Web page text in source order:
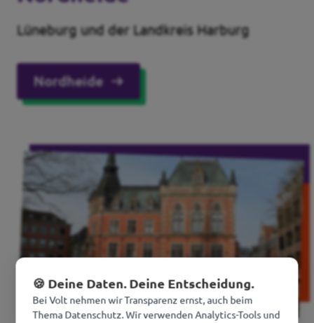
Lüneburg und der Landkreis Harburg
Nordheide
🍪 Deine Daten. Deine Entscheidung.
Bei Volt nehmen wir Transparenz ernst, auch beim
Thema Datenschutz. Wir verwenden Analytics-Tools und